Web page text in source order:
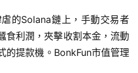
的Solana鏈上，手動交易者
利潤，夾擊收割本金，流動
的提款機。BonkFun市值管理